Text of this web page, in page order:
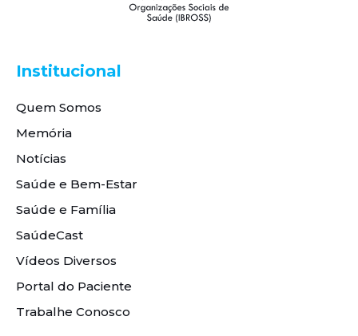
Institucional
Quem Somos
Memória
Notícias
Saúde e Bem-Estar
Saúde e Família
SaúdeCast
Vídeos Diversos
Portal do Paciente
Trabalhe Conosco